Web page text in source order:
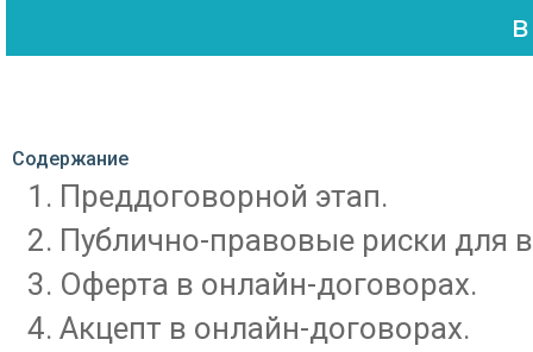
Содержание
Преддоговорной этап.
Публично-правовые риски для
Оферта в онлайн-договорах.
Акцепт в онлайн-договорах.